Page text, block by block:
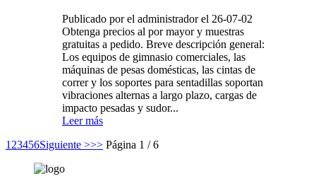
Publicado por el administrador el 26-07-02
Obtenga precios al por mayor y muestras
gratuitas a pedido. Breve descripción general:
Los equipos de gimnasio comerciales, las
máquinas de pesas domésticas, las cintas de
correr y los soportes para sentadillas soportan
vibraciones alternas a largo plazo, cargas de
impacto pesadas y sudor...
Leer más
1 23456Siguiente >>> Página 1 / 6